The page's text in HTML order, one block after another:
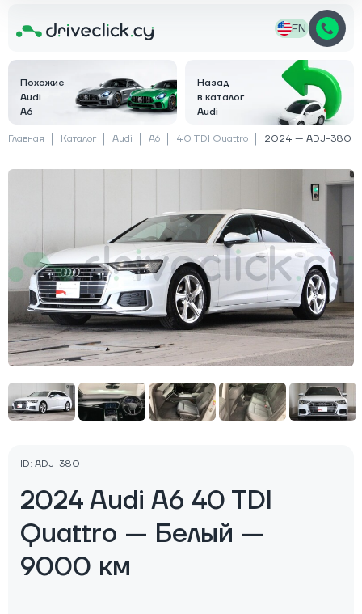
EN
Похожие
Audi
A6
Назад
в каталог
Audi
Главная Каталог Audi A6 40 TDI Quattro 2024 — ADJ-380
ID: ADJ-380
2024 Audi A6 40 TDI
Quattro — Белый —
9000 км